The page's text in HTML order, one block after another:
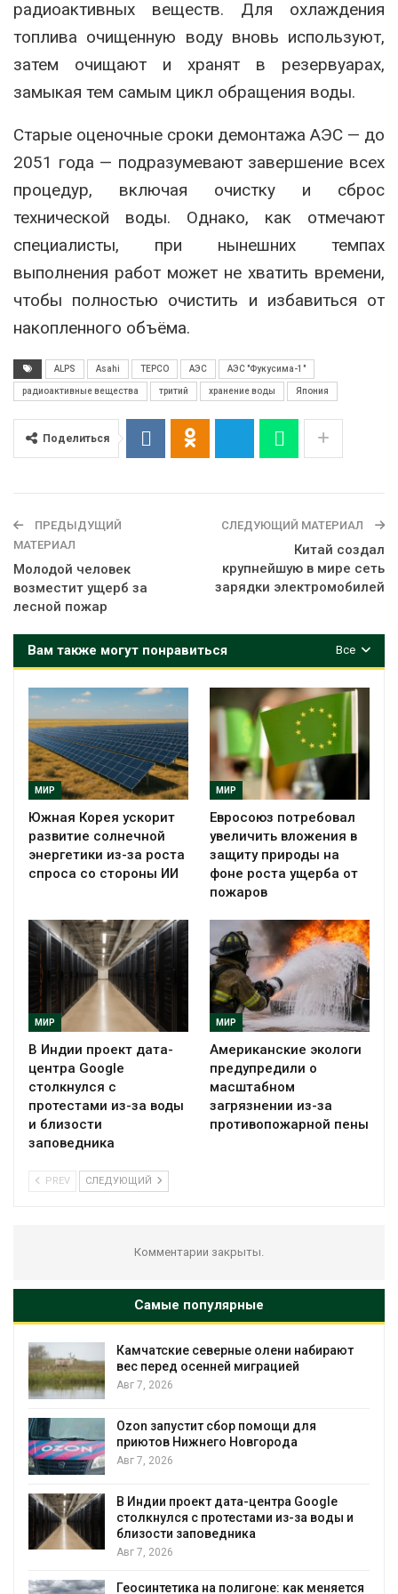
радиоактивных веществ. Для охлаждения
топлива очищенную воду вновь используют,
затем очищают и хранят в резервуарах,
замыкая тем самым цикл обращения воды.
Старые оценочные сроки демонтажа АЭС — до
2051 года — подразумевают завершение всех
процедур, включая очистку и сброс
технической воды. Однако, как отмечают
специалисты, при нынешних темпах
выполнения работ может не хватить времени,
чтобы полностью очистить и избавиться от
накопленного объёма.
ALPS Asahi TEPCO АЭС АЭС "Фукусима-1"
радиоактивные вещества тритий хранение воды Япония
Поделиться
ПРЕДЫДУЩИЙ
МАТЕРИАЛ
Молодой человек
возместит ущерб за
лесной пожар
СЛЕДУЮЩИЙ МАТЕРИАЛ
Китай создал
крупнейшую в мире сеть
зарядки электромобилей
Все
Вам также могут понравиться
МИР
Южная Корея ускорит
развитие солнечной
энергетики из-за роста
спроса со стороны ИИ
МИР
Евросоюз потребовал
увеличить вложения в
защиту природы на
фоне роста ущерба от
пожаров
МИР
В Индии проект дата-
центра Google
столкнулся с
протестами из-за воды
и близости
заповедника
МИР
Американские экологи
предупредили о
масштабном
загрязнении из-за
противопожарной пены
PREV СЛЕДУЮЩИЙ
Комментарии закрыты.
Самые популярные
набирают
для
Google
из-за воды и
как меняется
Тайфун, засуха и пожары:
несколько регионов
Солнечные панели над
воду
Авг 7, 2026
Авг 7, 2026